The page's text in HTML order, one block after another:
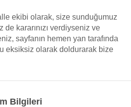
ekibi olarak, size sunduğumuz
kararınızı verdiyseniz ve
sayfanın hemen yan tarafında
eksiksiz olarak doldurarak bize
Bilgileri